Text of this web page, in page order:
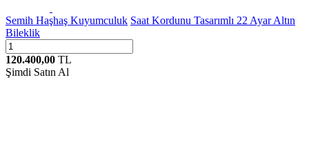
Semih Haşhaş Kuyumculuk Saat Kordunu Tasarımlı 22 Ayar Altın
Bileklik
120.400,00 TL
Şimdi Satın Al